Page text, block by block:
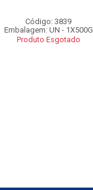
Código: 3839
Embalagem: UN - 1X500G
Produto Esgotado